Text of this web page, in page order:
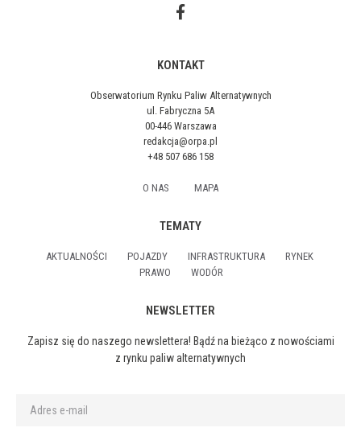
KONTAKT
Obserwatorium Rynku Paliw Alternatywnych
ul. Fabryczna 5A
00-446 Warszawa
redakcja@orpa.pl
+48 507 686 158
O NAS MAPA
TEMATY
AKTUALNOŚCI POJAZDY INFRASTRUKTURA
RYNEK
PRAWO
WODÓR
NEWSLETTER
Zapisz się do naszego newslettera! Bądź na bieżąco z nowościami
z rynku paliw alternatywnych